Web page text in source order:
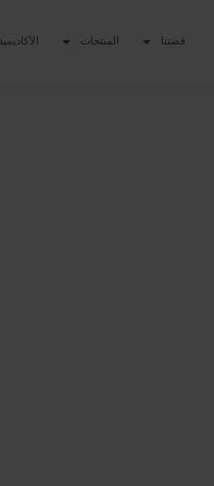
قصتنا المنتجات الأكاديمية